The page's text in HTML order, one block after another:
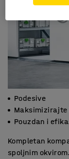
Podesive
Pouzdan i
Kompletan
spoljnim